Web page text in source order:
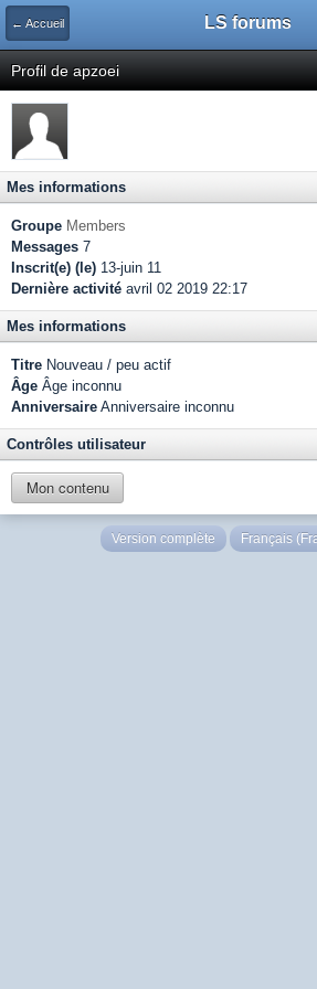
← Accueil LS forums
Profil de apzoei
Mes informations
Groupe Members
Messages 7
Inscrit(e) (le) 13-juin 11
Dernière activité avril 02 2019 22:17
Mes informations
Titre Nouveau / peu actif
Âge Âge inconnu
Anniversaire Anniversaire inconnu
Contrôles utilisateur
Mon contenu
Version complète Français